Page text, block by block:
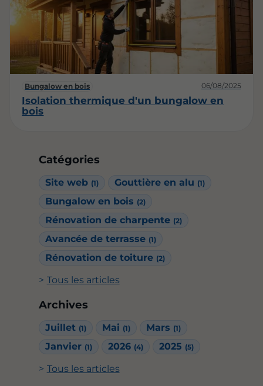
Catégories
Site web (1) Gouttière en alu (1)
Bungalow en bois (2)
Rénovation de charpente (2)
Avancée de terrasse (1)
Rénovation de toiture (2)
Tous les articles
Archives
Juillet (1) Mai (1) Mars (1)
Janvier (1) 2026 (4) 2025 (5)
Tous les articles
Bungalow en bois 06/08/2025
Isolation thermique d'un bungalow en
bois